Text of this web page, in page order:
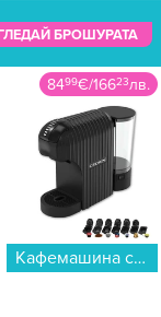
БРОШУРАТА
8499€/16623лв.
Кафемашина с капсули Crown CCM-1530B 7 в 1...